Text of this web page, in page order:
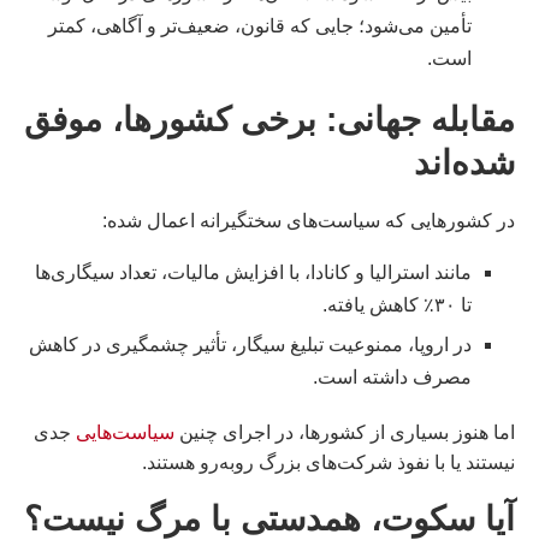
تأمین می‌شود؛ جایی که قانون، ضعیف‌تر و آگاهی، کمتر
است.
مقابله جهانی: برخی کشورها، موفق
شده‌اند
در کشورهایی که سیاست‌های سختگیرانه اعمال شده:
مانند استرالیا و کانادا، با افزایش مالیات، تعداد سیگاری‌ها
تا ۳۰٪ کاهش یافته.
در اروپا، ممنوعیت تبلیغ سیگار، تأثیر چشمگیری در کاهش
مصرف داشته است.
اما هنوز بسیاری از کشورها، در اجرای چنین سیاست‌هایی جدی
نیستند یا با نفوذ شرکت‌های بزرگ روبه‌رو هستند.
آیا سکوت، همدستی با مرگ نیست؟